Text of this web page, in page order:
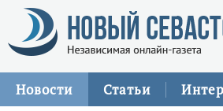
Новости Статьи